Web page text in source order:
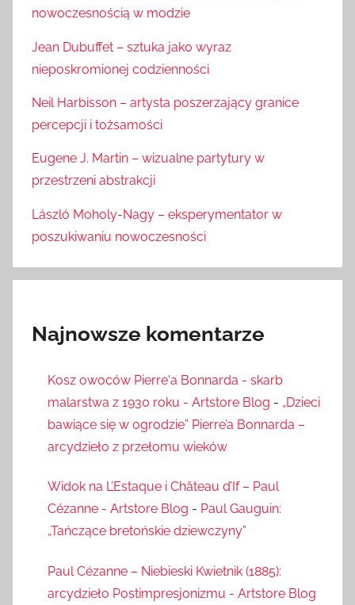
nowoczesnością w modzie
Jean Dubuffet – sztuka jako wyraz
nieposkromionej codzienności
Neil Harbisson – artysta poszerzający granice
percepcji i tożsamości
Eugene J. Martin – wizualne partytury w
przestrzeni abstrakcji
László Moholy-Nagy – eksperymentator w
poszukiwaniu nowoczesności
Najnowsze komentarze
Kosz owoców Pierre'a Bonnarda - skarb
malarstwa z 1930 roku - Artstore Blog - „Dzieci
bawiące się w ogrodzie” Pierre’a Bonnarda –
arcydzieło z przełomu wieków
Widok na L’Estaque i Château d’If – Paul
Cézanne - Artstore Blog - Paul Gauguin:
„Tańczące bretońskie dziewczyny”
Paul Cézanne – Niebieski Kwietnik (1885):
arcydzieło Postimpresjonizmu - Artstore Blog